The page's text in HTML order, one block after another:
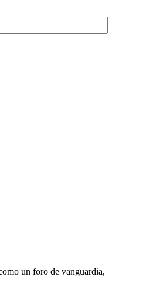
un foro de vanguardia,